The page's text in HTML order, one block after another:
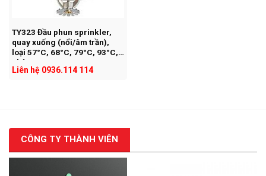
TY323 Đầu phun sprinkler,
quay xuống (nổi/âm trần),
loại 57°C, 68°C, 79°C, 93°C,
chân ren 1/2
Liên hệ 0936.114 114
CÔNG TY THÀNH VIÊN